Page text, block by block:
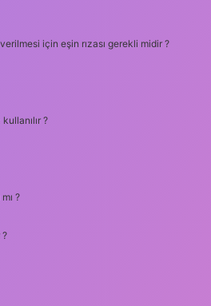
için eşin rızası gerekli midir ?
?
?
?